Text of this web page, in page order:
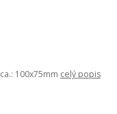
100x75mm celý popis